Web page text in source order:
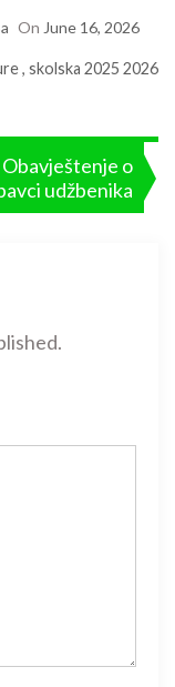
On June 16, 2026
, skolska 2025 2026
Obavještenje o
udžbenika